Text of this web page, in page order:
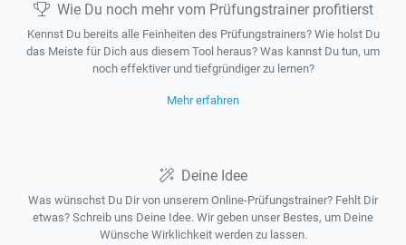
Wie Du noch mehr vom Prüfungstrainer profitierst
Kennst Du bereits alle Feinheiten des Prüfungstrainers? Wie holst Du
das Meiste für Dich aus diesem Tool heraus? Was kannst Du tun, um
noch effektiver und tiefgründiger zu lernen?
Mehr erfahren
Deine Idee
Was wünschst Du Dir von unserem Online-Prüfungstrainer? Fehlt Dir
etwas? Schreib uns Deine Idee. Wir geben unser Bestes, um Deine
Wünsche Wirklichkeit werden zu lassen.